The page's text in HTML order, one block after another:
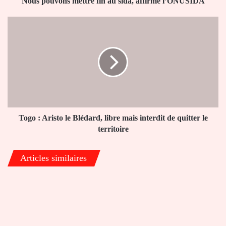
de
quitterTogo : Aristo le Blédard, libre mais interdit de quitter le
territoire
Articles similaires